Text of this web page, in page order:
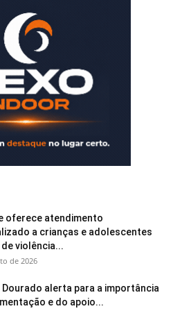
oferece atendimento
a crianças e adolescentes
violência...
de 2026
alerta para a importância
e do apoio...